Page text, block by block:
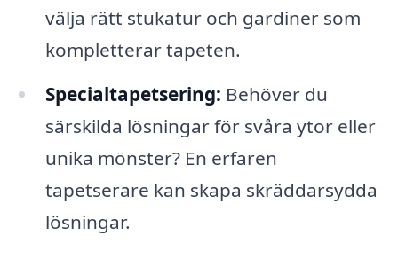
välja rätt stukatur och gardiner som
kompletterar tapeten.
Specialtapetsering: Behöver du
särskilda lösningar för svåra ytor eller
unika mönster? En erfaren
tapetserare kan skapa skräddarsydda
lösningar.